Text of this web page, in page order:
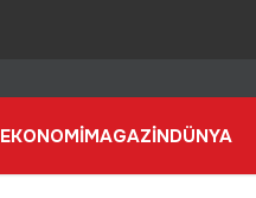
EKONOMİMAGAZİNDÜNYA